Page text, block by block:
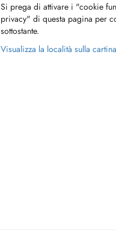
Si prega di attivare i "cookie
privacy" di questa pagina per
sottostante.
Visualizza la località sulla cartina